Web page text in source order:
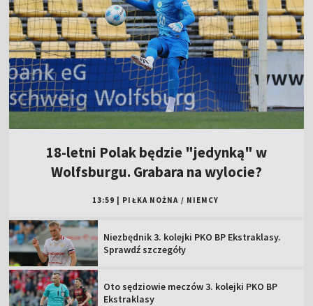
18-letni Polak będzie "jedynką" w
Wolfsburgu. Grabara na wylocie?
13:59 PIŁKA NOŻNA / NIEMCY
Niezbędnik 3. kolejki PKO BP Ekstraklasy.
Sprawdź szczegóły
Oto sędziowie meczów 3. kolejki PKO BP
Ekstraklasy